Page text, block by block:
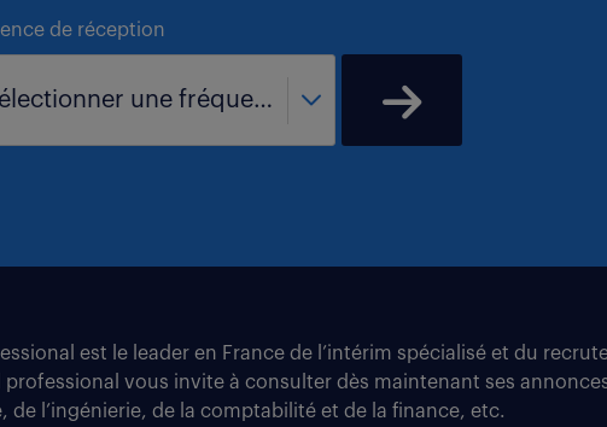
de réception
- sélectionner une fréquence -
est le leader en France de l’intérim spécialisé et du
vous invite à consulter dès maintenant ses
de l’ingénierie, de la comptabilité et de la finance, etc.